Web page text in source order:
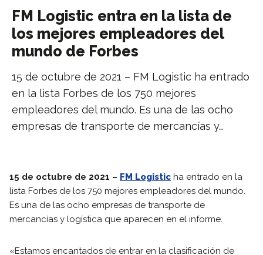
FM Logistic entra en la lista de
los mejores empleadores del
mundo de Forbes
15 de octubre de 2021 – FM Logistic ha entrado
en la lista Forbes de los 750 mejores
empleadores del mundo. Es una de las ocho
empresas de transporte de mercancías y…
15 de octubre de 2021 – FM Logistic ha entrado en la
lista Forbes de los 750 mejores empleadores del mundo.
Es una de las ocho empresas de transporte de
mercancías y logística que aparecen en el informe.
«Estamos encantados de entrar en la clasificación de